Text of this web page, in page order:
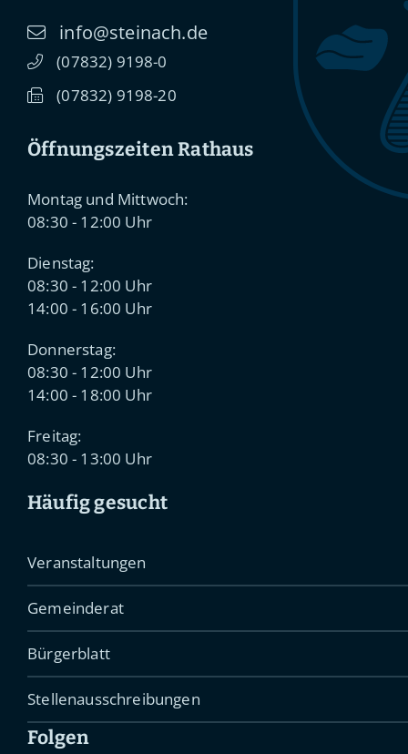
info@steinach.de
(07832) 91 98-0
(07832) 91 98-20
Öffnungszeiten Rathaus
Montag und Mittwoch:
08:30 - 12:00 Uhr
Dienstag:
08:30 - 12:00 Uhr
14:00 - 16:00 Uhr
Donnerstag:
08:30 - 12:00 Uhr
14:00 - 18:00 Uhr
Freitag:
08:30 - 13:00 Uhr
Häufig gesucht
Veranstaltungen
Gemeinderat
Bürgerblatt
Stellenausschreibungen
Folgen